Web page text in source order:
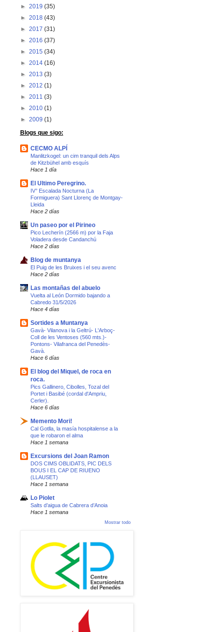
► 2019 (35)
► 2018 (43)
► 2017 (31)
► 2016 (37)
► 2015 (34)
► 2014 (16)
► 2013 (3)
► 2012 (1)
► 2011 (3)
► 2010 (1)
► 2009 (1)
Blogs que sigo:
CECMO ALPÍ
Manlitzkogel: un cim tranquil dels Alps
de Kitzbühel amb esquís
Hace 1 día
El Ultimo Peregrino.
IV° Escalada Nocturna (La
Formiguera) Sant Llorenç de Montgay-
Lleida
Hace 2 días
Un paseo por el Pirineo
Pico Lecherín (2566 m) por la Faja
Voladera desde Candanchú
Hace 2 días
Blog de muntanya
El Puig de les Bruixes i el seu avenc
Hace 2 días
Las montañas del abuelo
Vuelta al León Dormido bajando a
Cabredo 31/5/2026
Hace 4 días
Sortides a Muntanya
Gavà- Vilanova i la Geltrú- L'Arboç-
Coll de les Ventoses (560 mts.)-
Pontons- Vilafranca del Penedès-
Gavà.
Hace 6 días
El blog del Miquel, de roca en
roca.
Pics Gallinero, Cibolles, Tozal del
Portet i Basibé (cordal d'Ampriu,
Cerler).
Hace 6 días
Memento Mori!
Cal Gotlla, la masía hospitalense a la
que le robaron el alma
Hace 1 semana
Excursions del Joan Ramon
DOS CIMS OBLIDATS, PIC DELS
BOUS I EL CAP DE RIUENO
(LLAUSET)
Hace 1 semana
Lo Piolet
Salts d’aigua de Cabrera d’Anoia
Hace 1 semana
Mostrar todo